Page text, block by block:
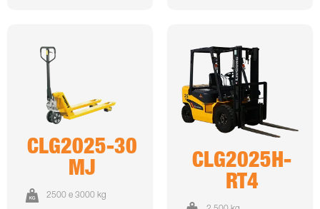
CLG2025-30
MJ
2500 e 3000 kg
CLG2025H-
RT4